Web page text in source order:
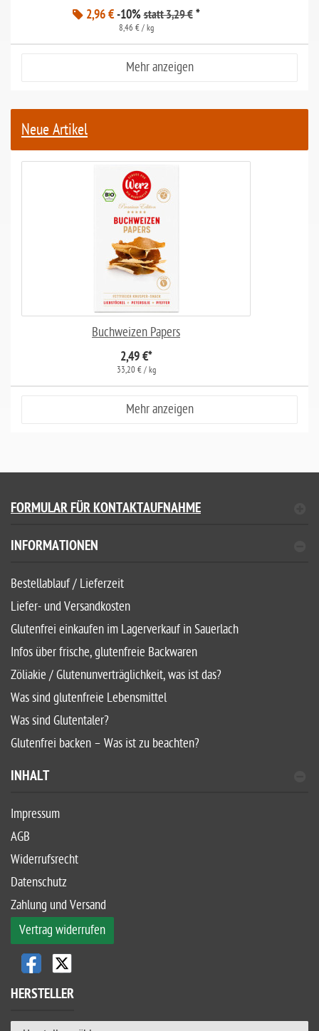
2,96 € -10% statt 3,29 €*
8,46 € / kg
Mehr anzeigen
Neue Artikel
Buchweizen Papers
2,49 €*
33,20 € / kg
Mehr anzeigen
FORMULAR FÜR KONTAKTAUFNAHME
INFORMATIONEN
Bestellablauf / Lieferzeit
Liefer- und Versandkosten
Glutenfrei einkaufen im Lagerverkauf in Sauerlach
Infos über frische, glutenfreie Backwaren
Zöliakie / Glutenunverträglichkeit, was ist das?
Was sind glutenfreie Lebensmittel
Was sind Glutentaler?
Glutenfrei backen – Was ist zu beachten?
INHALT
Impressum
AGB
Widerrufsrecht
Datenschutz
Zahlung und Versand
Vertrag widerrufen
HERSTELLER